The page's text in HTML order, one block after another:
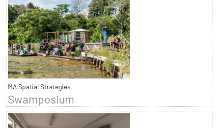
MA Spatial Strategies
Swamposium